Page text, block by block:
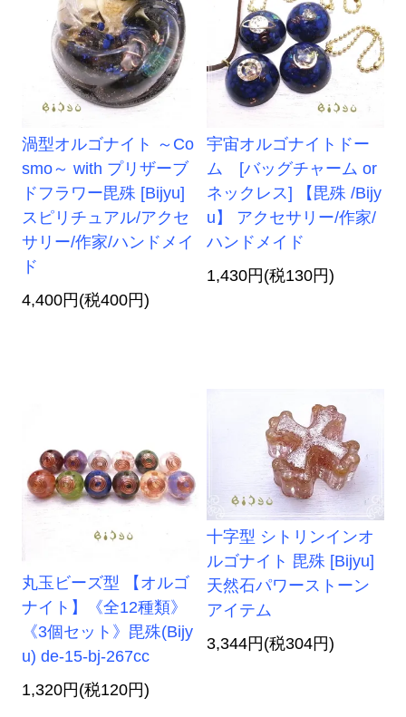
渦型オルゴナイト ～Co
smo～ with プリザーブ
ドフラワー毘殊 [Bijyu]
スピリチュアル/アクセ
サリー/作家/ハンドメイ
ド
4,400円(税400円)
宇宙オルゴナイトドー
ム [バッグチャーム or
ネックレス] 【毘殊 /Bijy
u】 アクセサリー/作家/
ハンドメイド
1,430円(税130円)
丸玉ビーズ型 【オルゴ
ナイト】《全12種類》
《3個セット》毘殊(Bijy
u) de-15-bj-267cc
1,320円(税120円)
十字型 シトリンインオ
ルゴナイト 毘殊 [Bijyu]
天然石パワーストーン
アイテム
3,344円(税304円)